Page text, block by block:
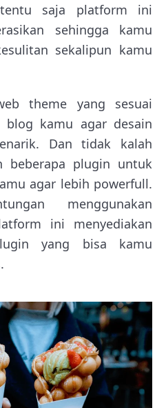
tentu saja platform ini
sehingga kamu
sekalipun kamu
theme yang sesuai
blog kamu agar desain
Dan tidak kalah
beberapa plugin untuk
agar lebih powerfull.
menggunakan
ini menyediakan
yang bisa kamu